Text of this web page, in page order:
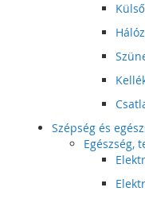
Szépség és
Egészség,